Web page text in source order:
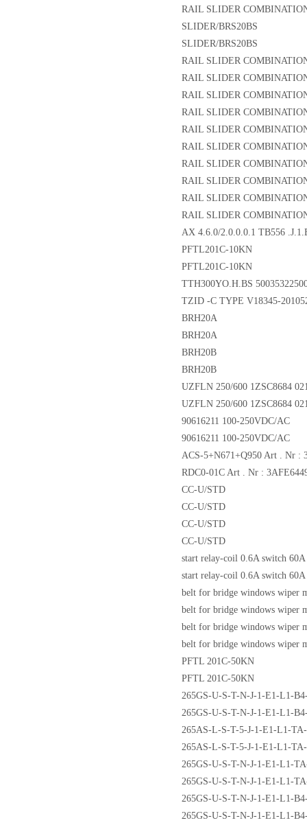
RAIL SLIDER
SLIDER/BRS20BS
SLIDER/BRS20BS
RAIL SLIDER
RAIL SLIDER
RAIL SLIDER
RAIL SLIDER
RAIL SLIDER
RAIL SLIDER
RAIL SLIDER
RAIL SLIDER
RAIL SLIDER
RAIL SLIDER
AX 4.6.0/2.0.0.0.1 TB556
PFTL201C-10KN
PFTL201C-10KN
TTH300YO.H.BS
TZID -C TYPE V18345-
BRH20A
BRH20A
BRH20B
BRH20B
UZFLN 250/600 1ZSC8684
UZFLN 250/600 1ZSC8684
90616211 100-250VDC/AC
90616211 100-250VDC/AC
ACS-5+N671+Q950 Art . Nr :
RDC0-01C Art . Nr :
CC-U/STD
CC-U/STD
CC-U/STD
CC-U/STD
start relay-coil 0.6A switch
start relay-coil 0.6A switch
belt for bridge windows wiper
belt for bridge windows wiper
belt for bridge windows wiper
belt for bridge windows wiper
PFTL 201C-50KN
PFTL 201C-50KN
265GS-U-S-T-N-J-1-E1-L1-
265GS-U-S-T-N-J-1-E1-L1-
265AS-L-S-T-5-J-1-E1-L1-
265AS-L-S-T-5-J-1-E1-L1-
265GS-U-S-T-N-J-1-E1-L1-
265GS-U-S-T-N-J-1-E1-L1-
265GS-U-S-T-N-J-1-E1-L1-
265GS-U-S-T-N-J-1-E1-L1-